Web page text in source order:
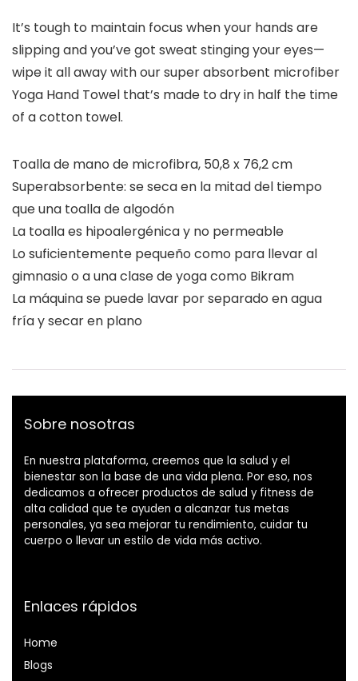
It’s tough to maintain focus when your hands are
slipping and you’ve got sweat stinging your eyes—
wipe it all away with our super absorbent microfiber
Yoga Hand Towel that’s made to dry in half the time
of a cotton towel.
Toalla de mano de microfibra, 50,8 x 76,2 cm
Superabsorbente: se seca en la mitad del tiempo
que una toalla de algodón
La toalla es hipoalergénica y no permeable
Lo suficientemente pequeño como para llevar al
gimnasio o a una clase de yoga como Bikram
La máquina se puede lavar por separado en agua
fría y secar en plano
Sobre nosotras
En nuestra plataforma, creemos que la salud y el
bienestar son la base de una vida plena. Por eso, nos
dedicamos a ofrecer productos de salud y fitness de
alta calidad que te ayuden a alcanzar tus metas
personales, ya sea mejorar tu rendimiento, cuidar tu
cuerpo o llevar un estilo de vida más activo.
Enlaces rápidos
Home
Blogs